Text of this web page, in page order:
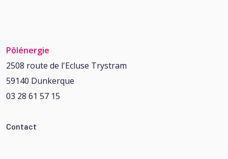
Pôlénergie
2508 route de l'Ecluse Trystram
59140 Dunkerque
03 28 61 57 15
Contact